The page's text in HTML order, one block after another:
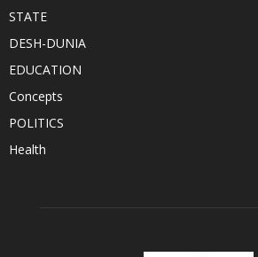
STATE
DESH-DUNIA
EDUCATION
Concepts
POLITICS
Health